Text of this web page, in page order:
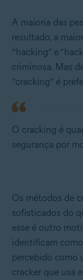
A maioria das
resultado, a
“hacking” e
criminosa. Mas
“cracking” é
O cracking é
segurança por
Os métodos de
sofisticados do
esse é outro
identificam
percebido como
cracker que usa